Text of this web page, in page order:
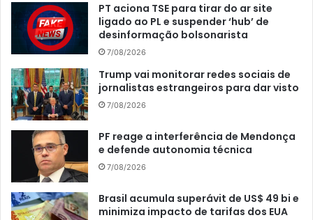
PT aciona TSE para tirar do ar site
ligado ao PL e suspender ‘hub’ de
desinformação bolsonarista
7/08/2026
Trump vai monitorar redes sociais de
jornalistas estrangeiros para dar visto
7/08/2026
PF reage a interferência de Mendonça
e defende autonomia técnica
7/08/2026
Brasil acumula superávit de US$ 49 bi e
minimiza impacto de tarifas dos EUA